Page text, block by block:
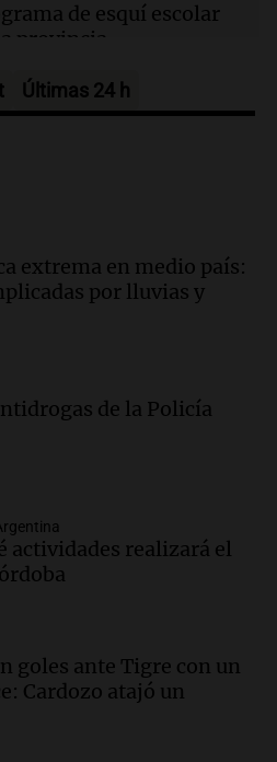
de esquí escolar
provincia
busca unificar
Aires
de incendios en
del sol en Carlos Paz
el paso Cristo
a Chile para avanzar
un puerto minero en
comisario de la
de corrupción en
implicados
Últimas 24 h
extrema en medio país:
por lluvias y
de la Policía
actividades realizará el
goles ante Tigre con un
Cardozo atajó un